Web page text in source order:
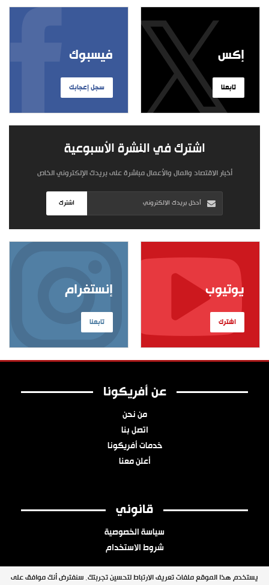
فيسبوك
سجل إعجابك
إكس
تابعنا
اشترك في النشرة الأسبوعية
أخبار الاقتصاد والمال والأعمال مباشرة على بريدك الإلكتروني الخاص
اشترك
إنستغرام
تابعنا
يوتيوب
اشترك
عن أفريكونا
من نحن
اتصل بنا
خدمات أفريكونا
أعلن معنا
قانوني
سياسة الخصوصية
شروط الاستخدام
يستخدم هذا الموقع ملفات تعريف الارتباط لتحسين تجربتك. سنفترض أنك موافق على